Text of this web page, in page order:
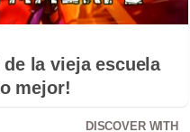
de la vieja escuela
mejor!
DISCOVER WITH